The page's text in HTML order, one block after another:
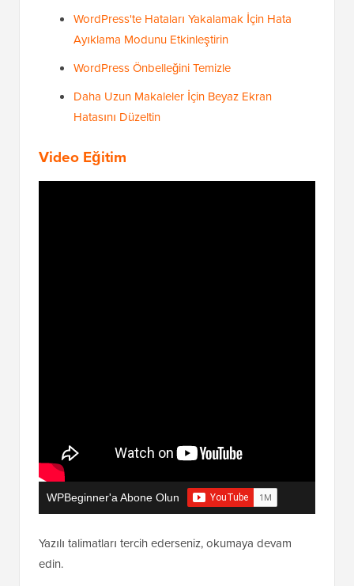
WordPress'te Hataları Yakalamak İçin Hata
Ayıklama Modunu Etkinleştirin
WordPress Önbelleğini Temizle
Daha Uzun Makaleler İçin Beyaz Ekran
Hatasını Düzeltin
Video Eğitim
WPBeginner'a Abone Olun
Yazılı talimatları tercih ederseniz, okumaya devam
edin.